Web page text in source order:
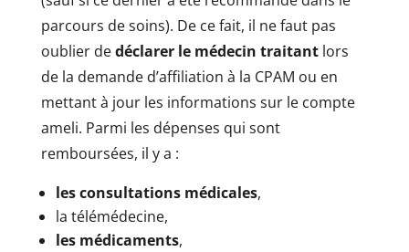
parcours de soins). De ce fait, il ne faut pas
oublier dedéclarer le médecin traitantlors
de la demande d’affiliation à la CPAM ou en
mettant à jour les informations sur le compte
ameli. Parmi les dépenses qui sont
remboursées, il y a :
les consultations médicales,
la télémédecine,
les médicaments,